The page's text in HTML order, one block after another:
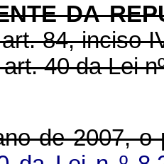
DA
84, inciso
40 da Lei
de 2007, o